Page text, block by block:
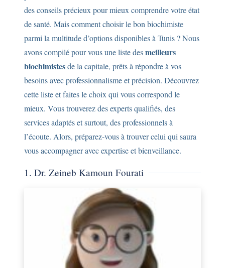
des conseils précieux pour mieux comprendre votre état
de santé. Mais comment choisir le bon biochimiste
parmi la multitude d’options disponibles à Tunis ? Nous
avons compilé pour vous une liste desmeilleurs
biochimistesde la capitale, prêts à répondre à vos
besoins avec professionnalisme et précision. Découvrez
cette liste et faites le choix qui vous correspond le
mieux. Vous trouverez des experts qualifiés, des
services adaptés et surtout, des professionnels à
l’écoute. Alors, préparez-vous à trouver celui qui saura
vous accompagner avec expertise et bienveillance.
1. Dr. Zeineb Kamoun Fourati